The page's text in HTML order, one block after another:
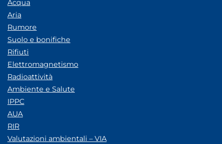
Acqua
Aria
Rumore
Suolo e bonifiche
Rifiuti
Elettromagnetismo
Radioattività
Ambiente e Salute
IPPC
AUA
RIR
Valutazioni ambientali – VIA